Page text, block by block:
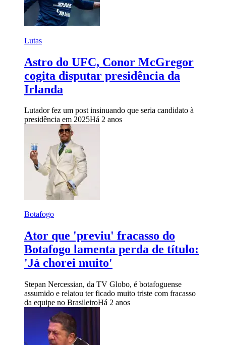
Lutas
Astro do UFC, Conor McGregor
cogita disputar presidência da
Irlanda
Lutador fez um post insinuando que seria candidato à
presidência em 2025Há 2 anos
Botafogo
Ator que 'previu' fracasso do
Botafogo lamenta perda de título:
'Já chorei muito'
Stepan Nercessian, da TV Globo, é botafoguense
assumido e relatou ter ficado muito triste com fracasso
da equipe no BrasileiroHá 2 anos